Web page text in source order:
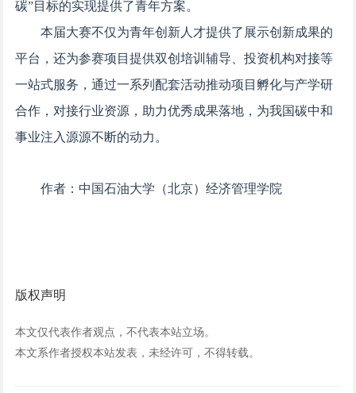
碳”目标的实现提供了青年方案。
本届大赛不仅为青年创新人才提供了展示创新成果的
平台，还为参赛项目提供双创培训辅导、投资机构对接等
一站式服务，通过一系列配套活动推动项目孵化与产学研
合作，对接行业资源，助力优秀成果落地，为我国碳中和
事业注入源源不断的动力。
作者：中国石油大学（北京）经济管理学院
版权声明
本文仅代表作者观点，不代表本站立场。
本文系作者授权本站发表，未经许可，不得转载。